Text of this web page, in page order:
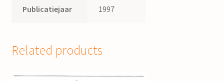
Publicatiejaar 1997
Related products